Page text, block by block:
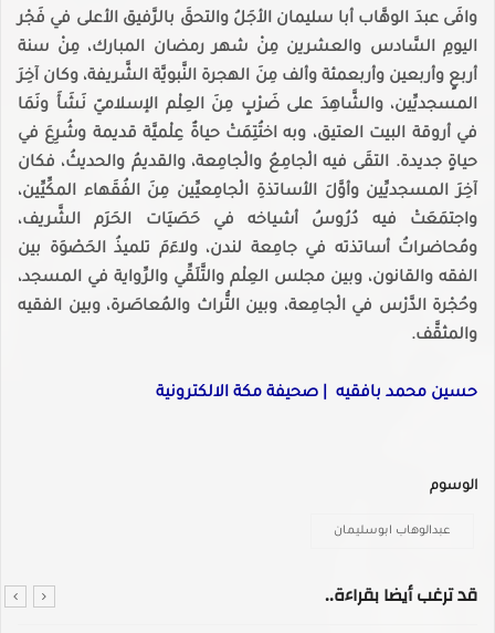
وافَى عبدَ الوهَّاب أبا سليمان الأجَلُ والتحقَ بالرَّفيق الأعلى في فَجْر
اليومِ السَّادس والعشرين مِنْ شهر رمضان المبارك، مِنْ سنة
أربعٍ وأربعين وأربعمئة وألف مِنَ الهجرة النَّبويَّة الشَّريفة، وكان آخِرَ
المسجديِّين، والشَّاهِدَ على ضَرْبٍ مِنَ العِلْم الإسلاميّ نَشَأَ ونَمَا
في أروقة البيت العتيق، وبه اختُتِمَتْ حياةٌ عِلْميَّة قديمة وشُرِعَ في
حياةٍ جديدة. التقَى فيه الْجامِعُ والْجامِعة، والقديمُ والحديثُ، فكان
آخِرَ المسجديِّين وأوَّلَ الأساتذةِ الْجامِعيِّين مِنَ الفُقَهاء المكِّيِّين،
واجتمَعَتْ فيه دُرُوسُ أشياخه في حَصَيَات الحَرَم الشَّريف،
ومُحاضراتُ أساتذته في جامِعة لندن، ولاءَمَ تلميذُ الحَصْوَة بين
الفقه والقانون، وبين مجلس العِلْم والتَّلَقِّي والرِّواية في المسجد،
وحُجْرة الدَّرْس في الْجامِعة، وبين التُّراث والمُعاصَرة، وبين الفقيه
والمثقَّف.
حسين محمد بافقيه | صحيفة مكة الالكترونية
الوسوم
عبدالوهاب ابوسليمان
قد ترغب أيضا بقراءة..